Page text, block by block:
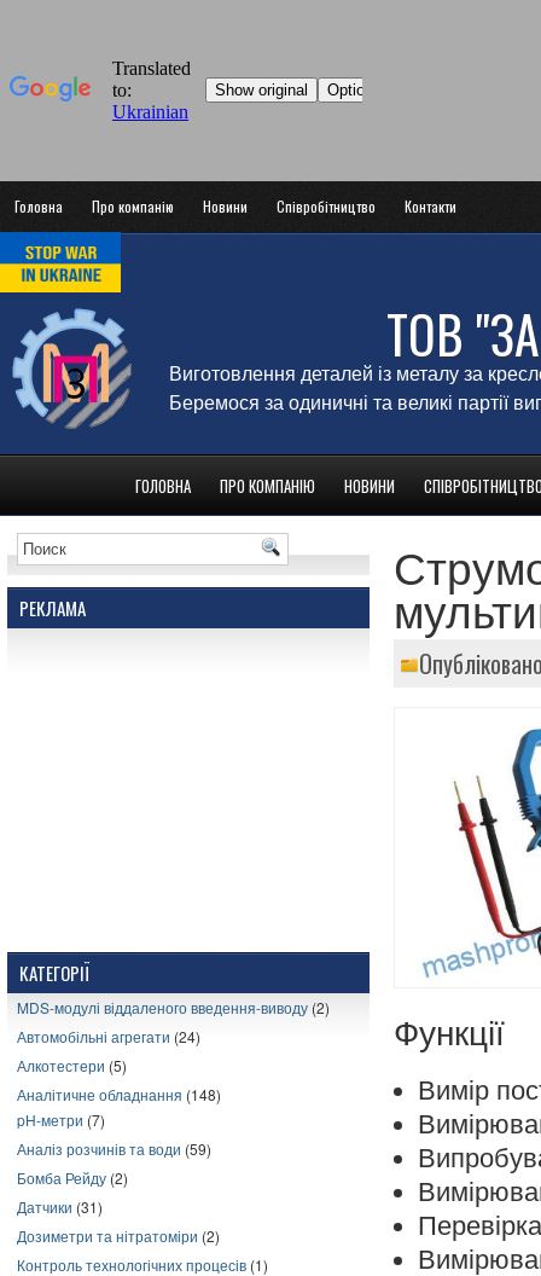
Головна Про компанію Новини Співробітництво Контакти
ТОВ
Виготовлення деталей із металу за
Беремося за одиничні та великі партії
ГОЛОВНА ПРО КОМПАНІЮ НОВИНИ
РЕКЛАМА
КАТЕГОРІЇ
MDS-модулі віддаленого введення-виводу (2)
Автомобільні агрегати (24)
Алкотестери (5)
Аналітичне обладнання (148)
pH-метри (7)
Аналіз розчинів та води (59)
Бомба Рейду (2)
Датчики (31)
Дозиметри та нітратоміри (2)
Контроль технологічних процесів (1)
Функції
Вимір